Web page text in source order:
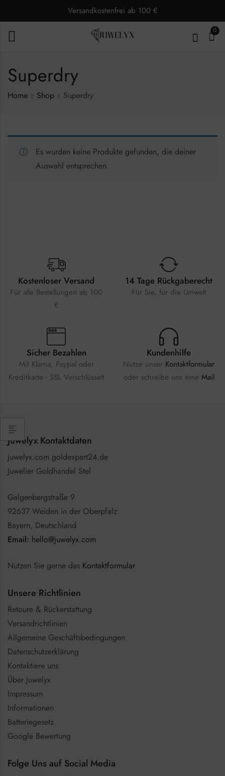
Versandkostenfrei ab 100 €
0
Superdry
Home Shop Superdry
Es wurden keine Produkte gefunden, die deiner
Auswahl entsprechen.
Kostenloser Versand
Für alle Bestellungen ab 100
€
14 Tage Rückgaberecht
Für Sie, für die Umwelt
Sicher Bezahlen
Mit Klarna, Paypal oder
Kreditkarte - SSL Verschlüsselt
Kundenhilfe
Nutze unser Kontaktformular
oder schreibe uns eine Mail
Juwelyx Kontaktdaten
juwelyx.com goldexpert24.de
Juwelier Goldhandel Stel
Galgenbergstraße 9
92637 Weiden in der Oberpfalz
Bayern, Deutschland
Email: hello@juwelyx.com
Nutzen Sie gerne das Kontaktformular
Unsere Richtlinien
Retoure & Rückerstattung
Versandrichtlinien
Allgemeine Geschäftsbedingungen
Datenschutzerklärung
Kontaktiere uns
Über Juwelyx
Impressum
Informationen
Batteriegesetz
Google Bewertung
Folge Uns auf Social Media